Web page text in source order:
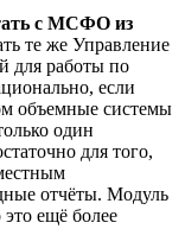
с МСФО из
те же Управление
для работы по
если
объемные системы
один
для того,
отчёты. Модуль
ещё более